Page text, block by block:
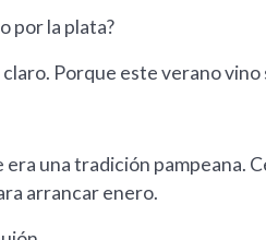
por la plata?
claro. Porque este verano
una tradición pampeana.
arrancar enero.